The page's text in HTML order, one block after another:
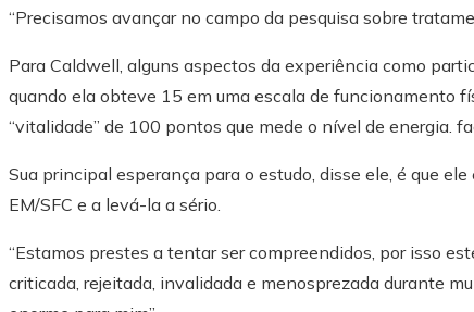
“Precisamos avançar no campo da pesquisa sobre
Para Caldwell, alguns aspectos da experiência como
quando ela obteve 15 em uma escala de funcionamento
“vitalidade” de 100 pontos que mede o nível de energia.
Sua principal esperança para o estudo, disse ele, é que
EM/SFC e a levá-la a sério.
“Estamos prestes a tentar ser compreendidos, por isso
criticada, rejeitada, invalidada e menosprezada durante